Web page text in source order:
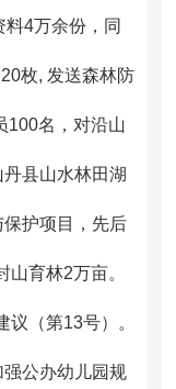
料4万余份，同
枚, 发送森林防
100名，对沿山
丹县山水林田湖
护项目，先后
育林2万亩。
（第13号）。
强公办幼儿园规